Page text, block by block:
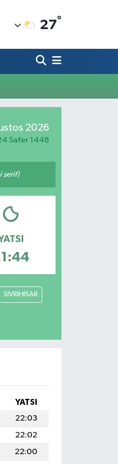
27°
2026
Safer 1448
şerif)
SİVRİHİSAR
YATSI
22:03
22:02
22:00